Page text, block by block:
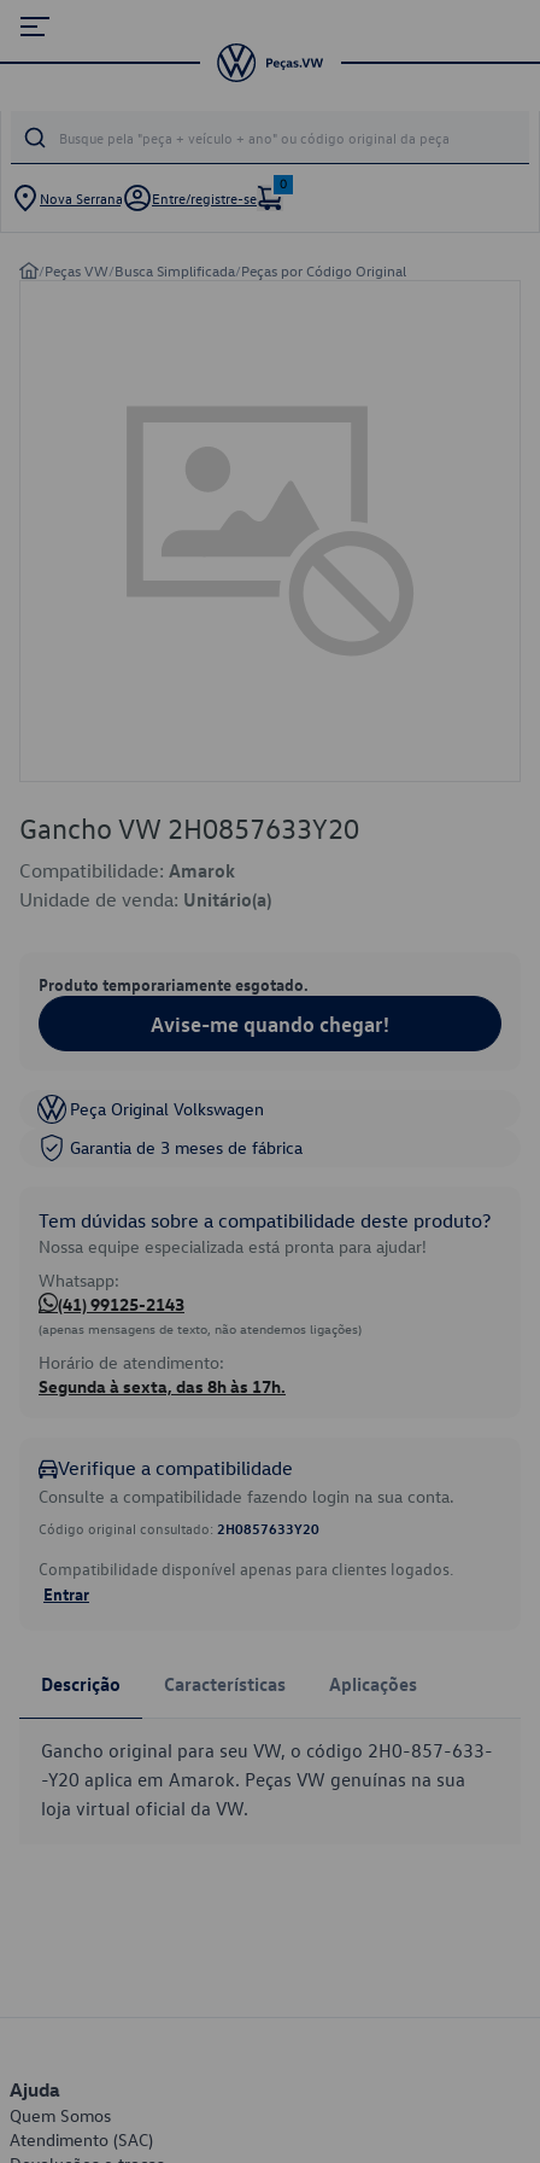
Nova Serrana Entre/registre-se
0
/Peças VW/Busca Simplificada/Peças por Código Original
Gancho VW 2H0857633Y20
Compatibilidade: Amarok
Unidade de venda: Unitário(a)
Produto temporariamente esgotado.
Avise-me quando chegar!
Peça Original Volkswagen
Garantia de 3 meses de fábrica
Tem dúvidas sobre a compatibilidade deste produto?
Nossa equipe especializada está pronta para ajudar!
Whatsapp:
(41) 99125-2143
(apenas mensagens de texto, não atendemos ligações)
Horário de atendimento:
Segunda à sexta, das 8h às 17h.
Verifique a compatibilidade
Consulte a compatibilidade fazendo login na sua conta.
Código original consultado: 2H0857633Y20
Compatibilidade disponível apenas para clientes logados.
Entrar
Descrição Características Aplicações
Gancho original para seu VW, o código 2H0-857-633-
-Y20 aplica em Amarok. Peças VW genuínas na sua
loja virtual oficial da VW.
Ajuda
Quem Somos
Atendimento (SAC)